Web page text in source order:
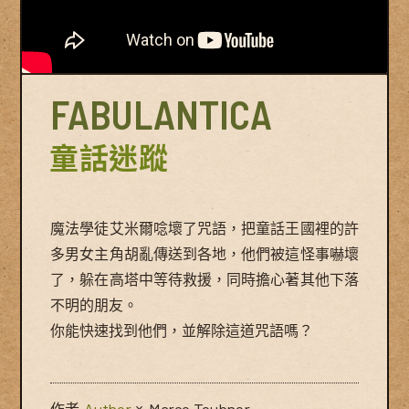
FABULANTICA
童話迷蹤
魔法學徒艾米爾唸壞了咒語，把童話王國裡的許
多男女主角胡亂傳送到各地，他們被這怪事嚇壞
了，躲在高塔中等待救援，同時擔心著其他下落
不明的朋友。
你能快速找到他們，並解除這道咒語嗎？